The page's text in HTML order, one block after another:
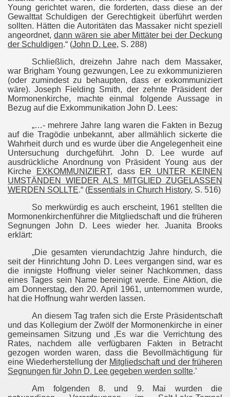
Young gerichtet waren, die forderten, dass diese an der
Gewalttat Schuldigen der Gerechtigkeit überführt werden
sollten. Hätten die Autoritäten das Massaker nicht speziell
angeordnet, dann wären sie aber Mittäter bei der Deckung
der Schuldigen.“ (John D. Lee, S. 288)
Schließlich, dreizehn Jahre nach dem Massaker,
war Brigham Young gezwungen, Lee zu exkommunizieren
(oder zumindest zu behaupten, dass er exkommuniziert
wäre). Joseph Fielding Smith, der zehnte Präsident der
Mormonenkirche, machte einmal folgende Aussage in
Bezug auf die Exkommunikation John D. Lees:
„…- mehrere Jahre lang waren die Fakten in Bezug
auf die Tragödie unbekannt, aber allmählich sickerte die
Wahrheit durch und es wurde über die Angelegenheit eine
Untersuchung durchgeführt. John D. Lee wurde auf
ausdrückliche Anordnung von Präsident Young aus der
Kirche
EXKOMMUNIZIERT, dass ER UNTER KEINEN
UMSTÄNDEN WIEDER ALS MITGLIED ZUGELASSEN
WERDEN SOLLTE.“ (Essentials in Church History, S. 516)
So merkwürdig es auch erscheint, 1961 stellten die
Mormonenkirchenführer die Mitgliedschaft und die früheren
Segnungen John D. Lees wieder her. Juanita Brooks
erklärt:
„Die gesamten vierundachtzig Jahre hindurch, die
seit der Hinrichtung John D. Lees vergangen sind, war es
die innigste Hoffnung vieler seiner Nachkommen, dass
eines Tages sein Name bereinigt werde. Eine Aktion, die
am Donnerstag, den 20. April 1961, unternommen wurde,
hat die Hoffnung wahr werden lassen.
An diesem Tag trafen sich die Erste Präsidentschaft
und das Kollegium der Zwölf der Mormonenkirche in einer
gemeinsamen Sitzung und ‚Es war die Verrichtung des
Rates, nachdem alle verfügbaren Fakten in Betracht
gezogen worden waren, dass die Bevollmächtigung für
eine Wiederherstellung der Mitgliedschaft und der früheren
Segnungen für John D. Lee gegeben werden sollte.’
Am folgenden 8. und 9. Mai wurden die
- 1880